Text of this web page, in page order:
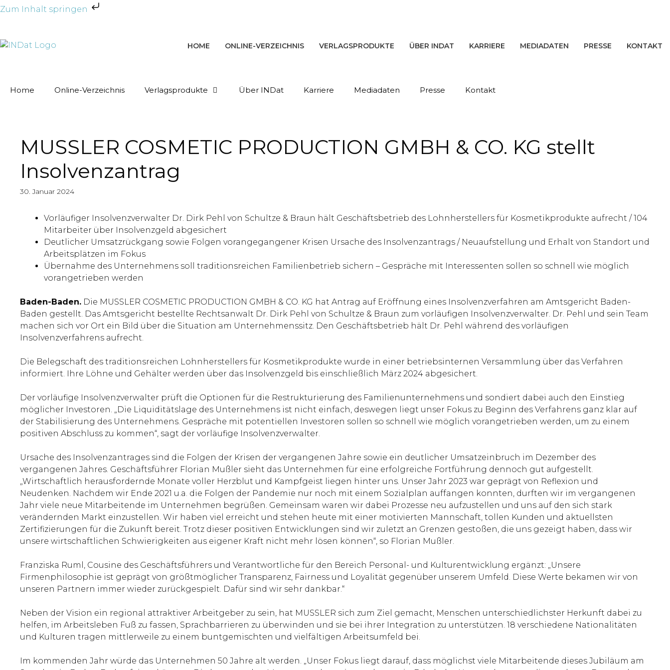
Zum Inhalt springen
HOME ONLINE-VERZEICHNIS VERLAGSPRODUKTE ÜBER INDAT KARRIERE MEDIADATEN PRESSE KONTAKT
Home Online-Verzeichnis Verlagsprodukte Über INDat Karriere Mediadaten Presse Kontakt
MUSSLER COSMETIC PRODUCTION GMBH & CO. KG stellt
Insolvenzantrag
30. Januar 2024
Vorläufiger Insolvenzverwalter Dr. Dirk Pehl von Schultze & Braun hält Geschäftsbetrieb des Lohnherstellers für Kosmetikprodukte aufrecht / 104
Mitarbeiter über Insolvenzgeld abgesichert
Deutlicher Umsatzrückgang sowie Folgen vorangegangener Krisen Ursache des Insolvenzantrags / Neuaufstellung und Erhalt von Standort und
Arbeitsplätzen im Fokus
Übernahme des Unternehmens soll traditionsreichen Familienbetrieb sichern – Gespräche mit Interessenten sollen so schnell wie möglich
vorangetrieben werden
Baden-Baden. Die MUSSLER COSMETIC PRODUCTION GMBH & CO. KG hat Antrag auf Eröffnung eines Insolvenzverfahren am Amtsgericht Baden-
Baden gestellt. Das Amtsgericht bestellte Rechtsanwalt Dr. Dirk Pehl von Schultze & Braun zum vorläufigen Insolvenzverwalter. Dr. Pehl und sein Team
machen sich vor Ort ein Bild über die Situation am Unternehmenssitz. Den Geschäftsbetrieb hält Dr. Pehl während des vorläufigen
Insolvenzverfahrens aufrecht.
Die Belegschaft des traditionsreichen Lohnherstellers für Kosmetikprodukte wurde in einer betriebsinternen Versammlung über das Verfahren
informiert. Ihre Löhne und Gehälter werden über das Insolvenzgeld bis einschließlich März 2024 abgesichert.
Der vorläufige Insolvenzverwalter prüft die Optionen für die Restrukturierung des Familienunternehmens und sondiert dabei auch den Einstieg
möglicher Investoren. „Die Liquiditätslage des Unternehmens ist nicht einfach, deswegen liegt unser Fokus zu Beginn des Verfahrens ganz klar auf
der Stabilisierung des Unternehmens. Gespräche mit potentiellen Investoren sollen so schnell wie möglich vorangetrieben werden, um zu einem
positiven Abschluss zu kommen“, sagt der vorläufige Insolvenzverwalter.
Ursache des Insolvenzantrages sind die Folgen der Krisen der vergangenen Jahre sowie ein deutlicher Umsatzeinbruch im Dezember des
vergangenen Jahres. Geschäftsführer Florian Mußler sieht das Unternehmen für eine erfolgreiche Fortführung dennoch gut aufgestellt.
„Wirtschaftlich herausfordernde Monate voller Herzblut und Kampfgeist liegen hinter uns. Unser Jahr 2023 war geprägt von Reflexion und
Neudenken. Nachdem wir Ende 2021 u.a. die Folgen der Pandemie nur noch mit einem Sozialplan auffangen konnten, durften wir im vergangenen
Jahr viele neue Mitarbeitende im Unternehmen begrüßen. Gemeinsam waren wir dabei Prozesse neu aufzustellen und uns auf den sich stark
verändernden Markt einzustellen. Wir haben viel erreicht und stehen heute mit einer motivierten Mannschaft, tollen Kunden und aktuellsten
Zertifizierungen für die Zukunft bereit. Trotz dieser positiven Entwicklungen sind wir zuletzt an Grenzen gestoßen, die uns gezeigt haben, dass wir
unsere wirtschaftlichen Schwierigkeiten aus eigener Kraft nicht mehr lösen können“, so Florian Mußler.
Franziska Ruml, Cousine des Geschäftsführers und Verantwortliche für den Bereich Personal- und Kulturentwicklung ergänzt: „Unsere
Firmenphilosophie ist geprägt von größtmöglicher Transparenz, Fairness und Loyalität gegenüber unserem Umfeld. Diese Werte bekamen wir von
unseren Partnern immer wieder zurückgespielt. Dafür sind wir sehr dankbar.“
Neben der Vision ein regional attraktiver Arbeitgeber zu sein, hat MUSSLER sich zum Ziel gemacht, Menschen unterschiedlichster Herkunft dabei zu
helfen, im Arbeitsleben Fuß zu fassen, Sprachbarrieren zu überwinden und sie bei ihrer Integration zu unterstützen. 18 verschiedene Nationalitäten
und Kulturen tragen mittlerweile zu einem buntgemischten und vielfältigen Arbeitsumfeld bei.
Im kommenden Jahr würde das Unternehmen 50 Jahre alt werden. „Unser Fokus liegt darauf, dass möglichst viele Mitarbeitende dieses Jubiläum am